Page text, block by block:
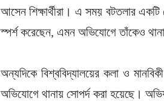
আসেন শিক্ষার্থীরা। এ সময় বটতলার
স্পর্শ করেছেন, এমন অভিযোগে তাঁকেও
অন্যদিকে বিশ্ববিদ্যালয়ের কলা ও
অভিযোগে থানায় সোপর্দ করা হয়েছে।